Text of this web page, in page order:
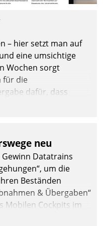
– hier setzt man auf
eine umsichtige
Wochen sorgt
für die
dafür, dass
so es sein muss,
neu
Gewinn Datatrains
um die
Beständen
& Übergaben“
Mobilen Cockpits im